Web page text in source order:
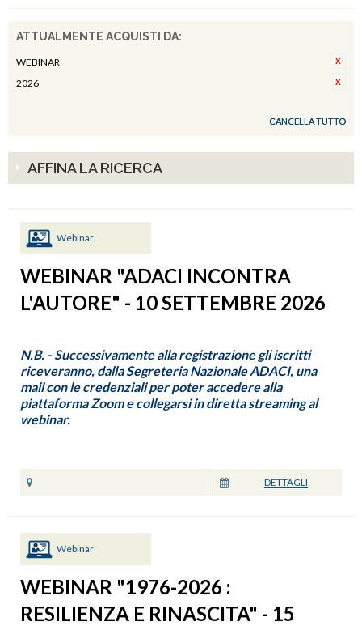
ATTUALMENTE ACQUISTI DA:
WEBINAR
2026
CANCELLA TUTTO
AFFINA LA RICERCA
Webinar
WEBINAR "ADACI INCONTRA
L'AUTORE" - 10 SETTEMBRE 2026
N.B. - Successivamente alla registrazione gli iscritti
riceveranno, dalla Segreteria Nazionale ADACI, una
mail con le credenziali per poter accedere alla
piattaforma Zoom e collegarsi in diretta streaming al
webinar.
DETTAGLI
Webinar
WEBINAR "1976-2026 :
RESILIENZA E RINASCITA" - 15